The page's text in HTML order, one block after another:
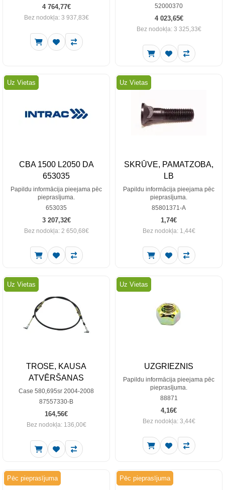
4 764,77€
Bez nodokļa: 3 937,83€
52000370
4 023,65€
Bez nodokļa: 3 325,33€
Uz Vietas
CBA 1500 L2050 DA
653035
Papildu informācija pieejama pēc
pieprasījuma.
653035
3 207,32€
Bez nodokļa: 2 650,68€
Uz Vietas
SKRŪVE, PAMATZOBA,
LB
Papildu informācija pieejama pēc
pieprasījuma.
85801371-A
1,74€
Bez nodokļa: 1,44€
Uz Vietas
TROSE, KAUSA
ATVĒRŠANAS
Case 580,695sr 2004-2008
87557330-B
164,56€
Bez nodokļa: 136,00€
Uz Vietas
UZGRIEZNIS
Papildu informācija pieejama pēc
pieprasījuma.
88871
4,16€
Bez nodokļa: 3,44€
Pēc pieprasījuma Pēc pieprasījuma